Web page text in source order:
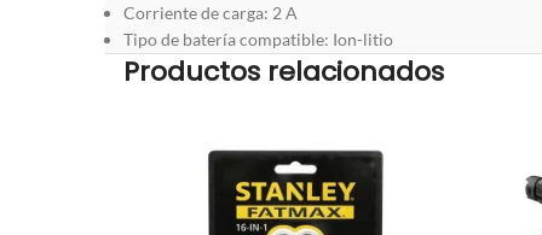
Corriente de carga: 2 A
Tipo de batería compatible: Ion-litio
Productos relacionados